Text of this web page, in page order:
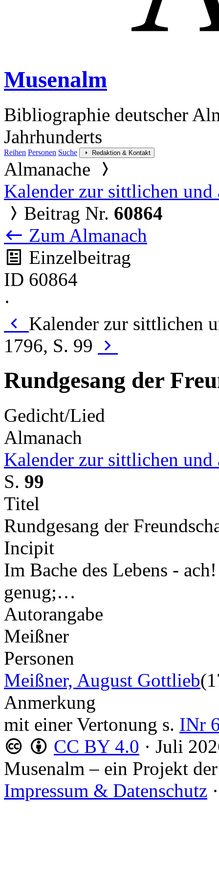
Musenalm
Bibliographie deutscher
Jahrhunderts
Reihen Personen Suche Redaktion & Kontakt
Almanache
Kalender zur sittlichen und
Beitrag Nr. 60864
Zum Almanach
Einzelbeitrag
ID 60864
·
Kalender zur sittlichen
1796, S. 99
Rundgesang der
Gedicht/Lied
Almanach
Kalender zur sittlichen und
S. 99
Titel
Rundgesang der
Incipit
Im Bache des Lebens -
genug;…
Autorangabe
Meißner
Personen
Meißner, August Gottlieb
Anmerkung
mit einer Vertonung s. INr
CC BY 4.0 · Juli
Musenalm – ein Projekt der
Impressum & Datenschutz ·